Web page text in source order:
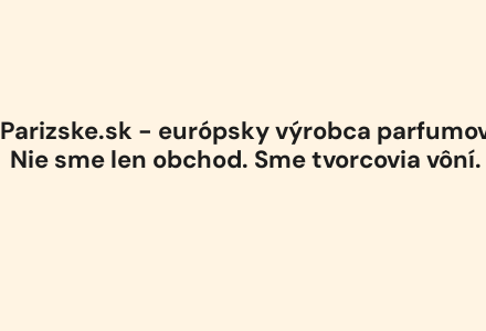
Parizske.sk - európsky výrobca
Nie sme len obchod. Sme tvorcovia vôní.